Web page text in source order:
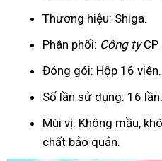
Thương hiệu: Shiga.
Phân phối: Công tyCP
Đóng gói: Hộp 16 viên.
Số lần sử dụng: 16 lần.
Mùi vị: Không mầu,
chất bảo quản.